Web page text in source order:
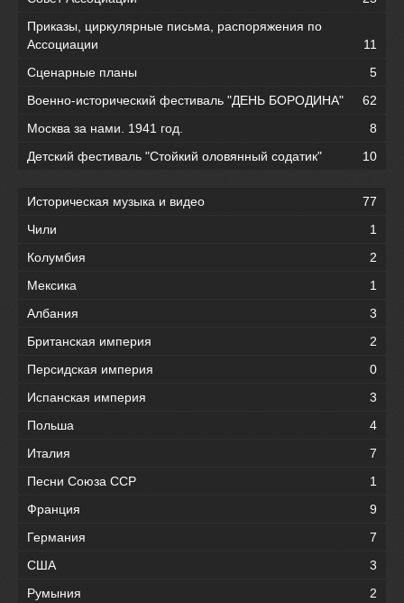
Приказы, циркулярные письма, распоряжения по
Ассоциации
11
Сценарные планы
5
Военно-исторический фестиваль "ДЕНЬ БОРОДИНА"
62
Москва за нами. 1941 год.
8
Детский фестиваль "Стойкий оловянный содатик"
10
Историческая музыка и видео
77
Чили
1
Колумбия
2
Мексика
1
Албания
3
Британская империя
2
Персидская империя
0
Испанская империя
3
Польша
4
Италия
7
Песни Союза ССР
1
Франция
9
Германия
7
США
3
Румыния
2